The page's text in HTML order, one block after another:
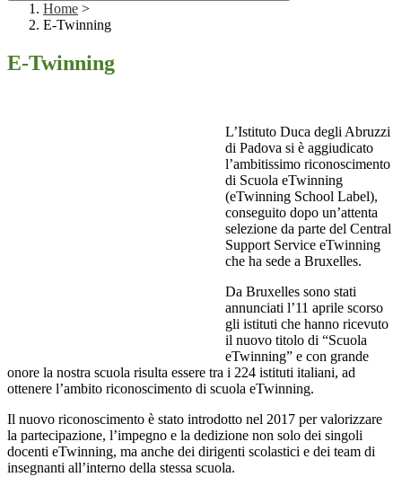
Home >
E-Twinning
E-Twinning
L’Istituto Duca degli Abruzzi
di Padova si è aggiudicato
l’ambitissimo riconoscimento
di Scuola eTwinning
(eTwinning School Label),
conseguito dopo un’attenta
selezione da parte del Central
Support Service eTwinning
che ha sede a Bruxelles.
Da Bruxelles sono stati
annunciati l’11 aprile scorso
gli istituti che hanno ricevuto
il nuovo titolo di “Scuola
eTwinning” e con grande
onore la nostra scuola risulta essere tra i 224 istituti italiani, ad
ottenere l’ambito riconoscimento di scuola eTwinning.
Il nuovo riconoscimento è stato introdotto nel 2017 per valorizzare
la partecipazione, l’impegno e la dedizione non solo dei singoli
docenti eTwinning, ma anche dei dirigenti scolastici e dei team di
insegnanti all’interno della stessa scuola.